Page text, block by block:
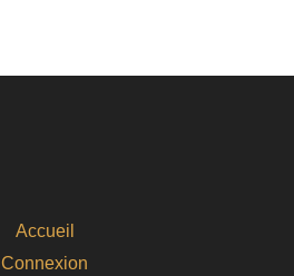
Accueil
Connexion